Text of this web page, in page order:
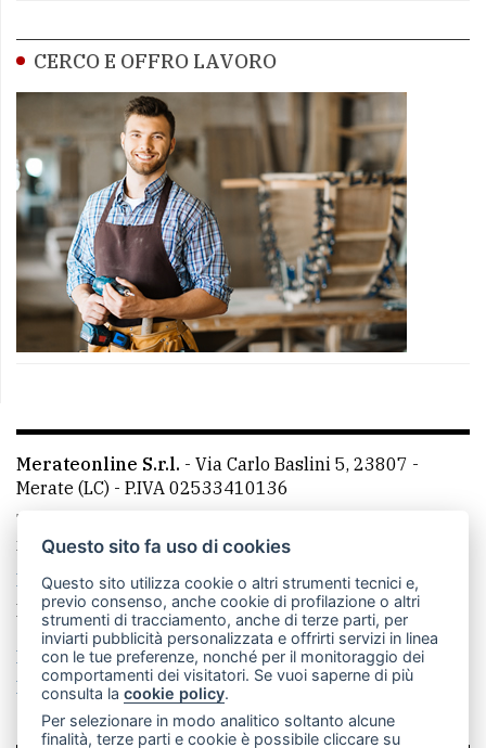
CERCO E OFFRO LAVORO
Merateonline S.r.l. - Via Carlo Baslini 5, 23807 -
Merate (LC) - P.IVA 02533410136
Telefono:
mail: redazione@merateonline.it
La redazione
CasateOnline LeccoOnline
RSS
Made by VIP
Privacy policy
Cookie policy
Rivedi le tue scelte sui cookie
Questo sito fa uso di cookies
Questo sito utilizza cookie o altri strumenti tecnici e,
previo consenso, anche cookie di profilazione o altri
strumenti di tracciamento, anche di terze parti, per
inviarti pubblicità personalizzata e offrirti servizi in linea
con le tue preferenze, nonché per il monitoraggio dei
comportamenti dei visitatori. Se vuoi saperne di più
consulta lacookie policy.
Per selezionare in modo analitico soltanto alcune
finalità, terze parti e cookie è possibile cliccare su